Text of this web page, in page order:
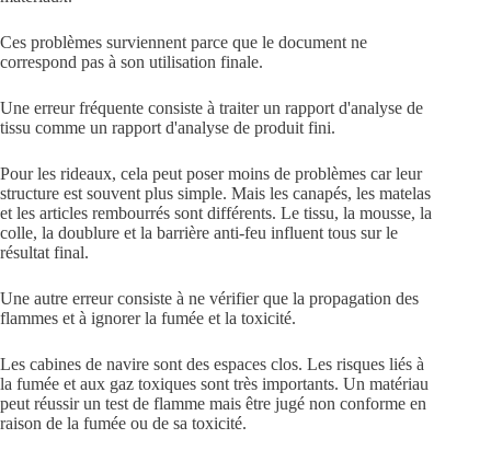
Ces problèmes surviennent parce que le document ne
correspond pas à son utilisation finale.
Une erreur fréquente consiste à traiter un rapport d'analyse de
tissu comme un rapport d'analyse de produit fini.
Pour les rideaux, cela peut poser moins de problèmes car leur
structure est souvent plus simple. Mais les canapés, les matelas
et les articles rembourrés sont différents. Le tissu, la mousse, la
colle, la doublure et la barrière anti-feu influent tous sur le
résultat final.
Une autre erreur consiste à ne vérifier que la propagation des
flammes et à ignorer la fumée et la toxicité.
Les cabines de navire sont des espaces clos. Les risques liés à
la fumée et aux gaz toxiques sont très importants. Un matériau
peut réussir un test de flamme mais être jugé non conforme en
raison de la fumée ou de sa toxicité.